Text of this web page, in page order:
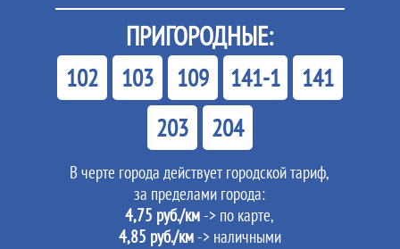
ПРИГОРОДНЫЕ:
102 103 109 141-1
141
203
204
В черте города действует городской тариф,
за пределами города:
4,75 руб./км -> по карте,
4,85 руб./км-> наличными